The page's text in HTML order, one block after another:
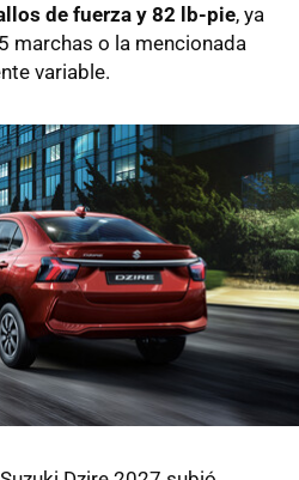
de fuerza y 82 lb-pie, ya
marchas o la mencionada
variable.